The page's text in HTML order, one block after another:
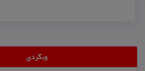
وبگردی